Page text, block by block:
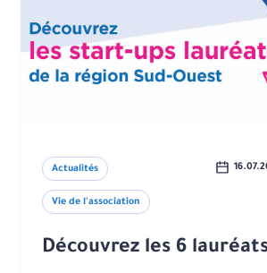
Actualités
Vie de l'association
Découvrez les 6